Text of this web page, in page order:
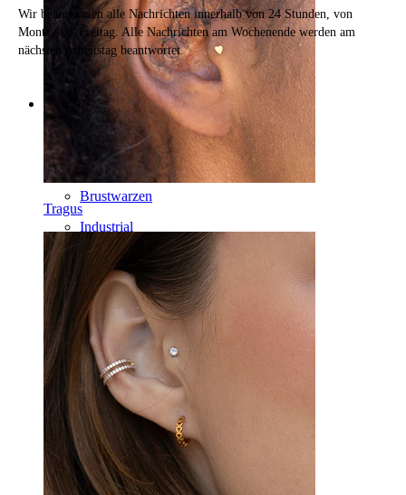
Tragus
Wir beantworten alle Nachrichten innerhalb von 24 Stunden, von
Montag bis Freitag. Alle Nachrichten am Wochenende werden am
nächsten Arbeitstag beantwortet.
Kategorien
Bauchnabel
Lippen
Brustwarzen
Industrial
Dermal
Helix
Ohr
Septum
14kt. Gold
Clip-on
Labret
Zunge